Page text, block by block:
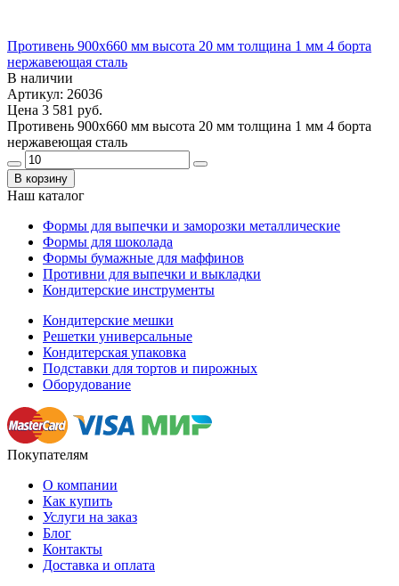
Противень 900х660 мм высота 20 мм толщина 1 мм 4 борта
нержавеющая сталь
В наличии
Артикул: 26036
Цена 3 581 руб.
Противень 900х660 мм высота 20 мм толщина 1 мм 4 борта
нержавеющая сталь
В корзину
Наш каталог
Формы для выпечки и заморозки металлические
Формы для шоколада
Формы бумажные для маффинов
Противни для выпечки и выкладки
Кондитерские инструменты
Кондитерские мешки
Решетки универсальные
Кондитерская упаковка
Подставки для тортов и пирожных
Оборудование
Покупателям
О компании
Как купить
Услуги на заказ
Блог
Контакты
Доставка и оплата